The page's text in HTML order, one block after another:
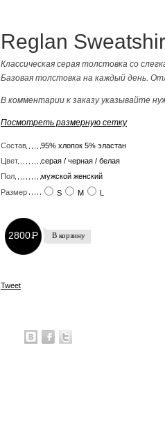
Reglan
Классическая серая толстовка со
Базовая толстовка на каждый день.
В комментарии к заказу указывайте
Посмотреть размерную сетку
Состав
95% хлопок 5% эластан
Цвет
серая / черная / белая
Пол
мужской женский
Размер
S M L
2800P
-
Tweet